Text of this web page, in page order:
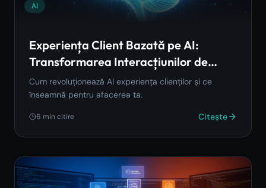
AI
Experiența Client Bazată pe AI:
Transformarea Interacțiunilor de
Business
Cum revoluționează AI experiența clienților și ce
înseamnă pentru afacerea ta.
6 min citire Citește